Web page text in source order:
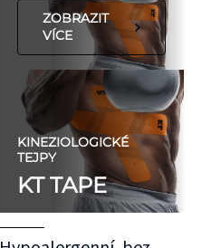
ZOBRAZIT
VÍCE
KINEZIOLOGICKÉ
TEJPY
KT TAPE